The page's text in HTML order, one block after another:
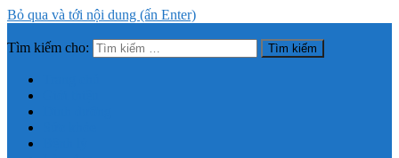
Bỏ qua và tới nội dung (ấn Enter)
Trang thông tin tổng hợp về sức khỏe, làm đẹp
Tìm kiếm cho: